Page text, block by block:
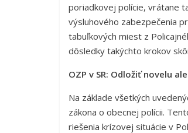
poriadkovej polície, vrátane
výsluhového zabezpečenia
tabuľkových miest z
dôsledky takýchto krokov
OZP v SR: Odložiť novelu
Na základe všetkých
zákona o obecnej polícii.
riešenia krízovej situácie v